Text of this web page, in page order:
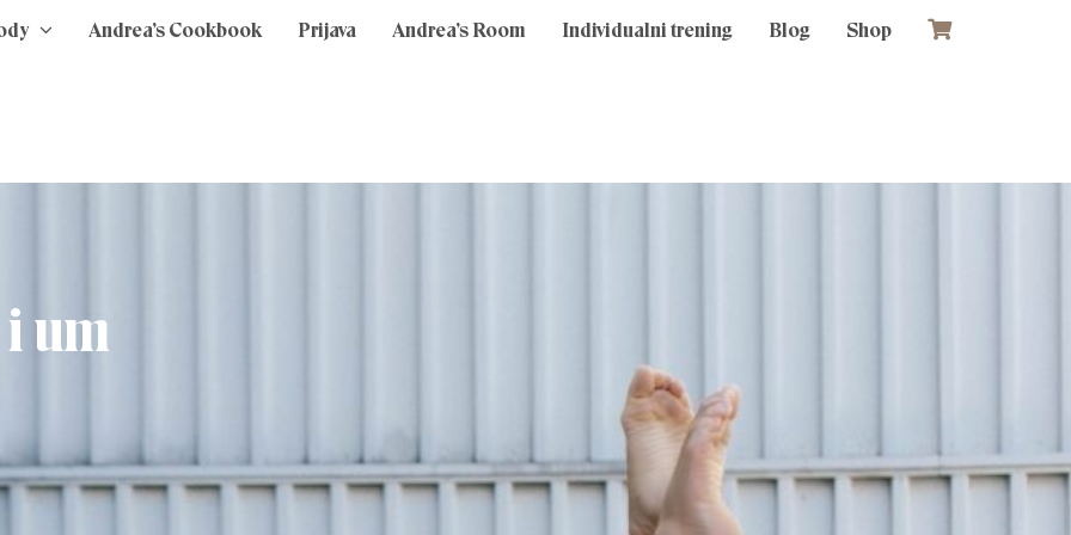
Andrea’s Cookbook Prijava Andrea’s Room Individualni trening Blog Shop
um